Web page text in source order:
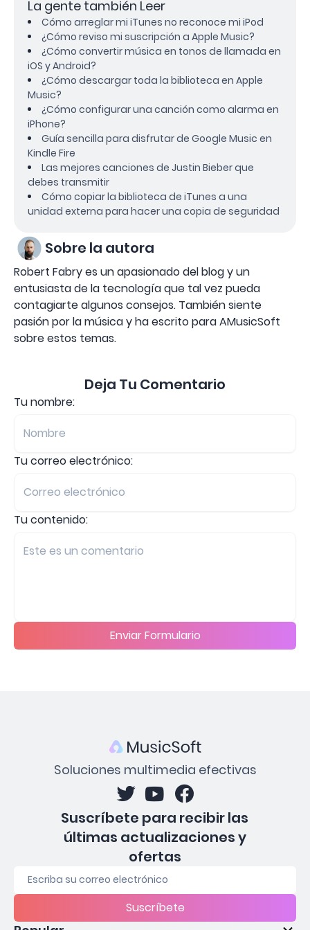
La gente también Leer
Cómo arreglar mi iTunes no reconoce mi iPod
¿Cómo reviso mi suscripción a Apple Music?
¿Cómo convertir música en tonos de llamada en
iOS y Android?
¿Cómo descargar toda la biblioteca en Apple
Music?
¿Cómo configurar una canción como alarma en
iPhone?
Guía sencilla para disfrutar de Google Music en
Kindle Fire
Las mejores canciones de Justin Bieber que
debes transmitir
Cómo copiar la biblioteca de iTunes a una
unidad externa para hacer una copia de seguridad
Sobre la autora
Robert Fabry es un apasionado del blog y un
entusiasta de la tecnología que tal vez pueda
contagiarte algunos consejos. También siente
pasión por la música y ha escrito para AMusicSoft
sobre estos temas.
Deja Tu Comentario
Tu nombre:
Tu correo electrónico:
Tu contenido:
Enviar Formulario
Soluciones multimedia efectivas
Suscríbete para recibir las
últimas actualizaciones y
ofertas
Suscríbete